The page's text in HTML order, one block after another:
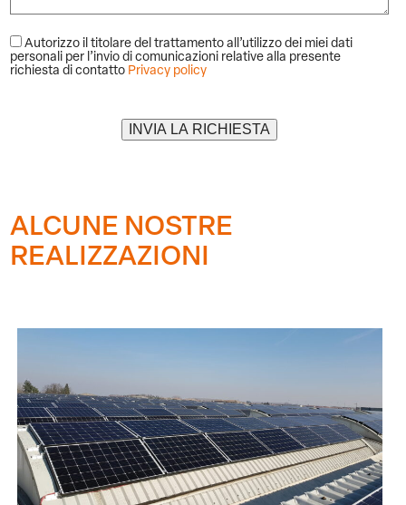
Autorizzo il titolare del trattamento all’utilizzo dei miei dati
personali per l’invio di comunicazioni relative alla presente
richiesta di contatto Privacy policy
ALCUNE NOSTRE
REALIZZAZIONI